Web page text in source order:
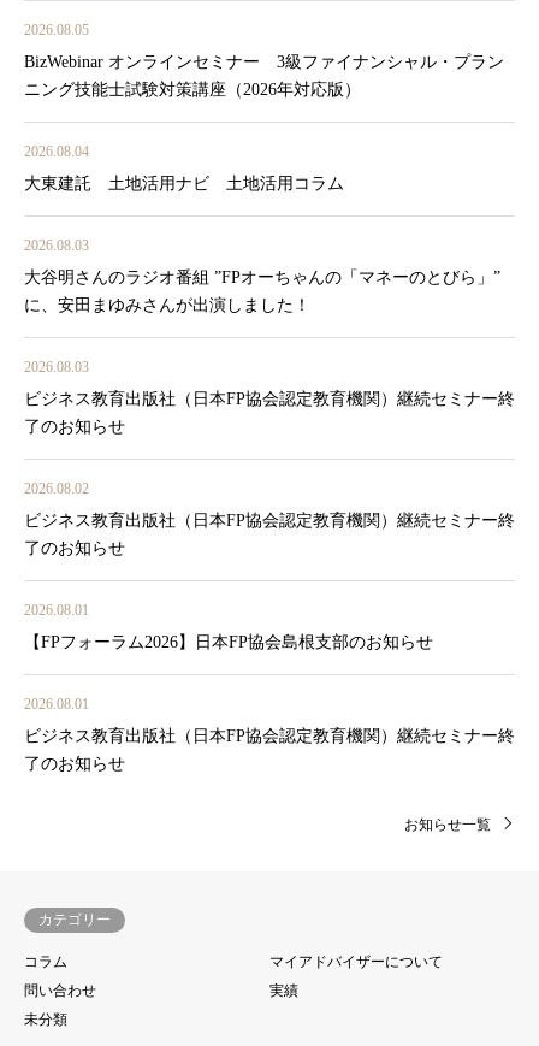
2026.08.05
BizWebinar オンラインセミナー 3級ファイナンシャル・プラン
ニング技能士試験対策講座（2026年対応版）
2026.08.04
大東建託 土地活用ナビ 土地活用コラム
2026.08.03
大谷明さんのラジオ番組 ”FPオーちゃんの「マネーのとびら」”
に、安田まゆみさんが出演しました！
2026.08.03
ビジネス教育出版社（日本FP協会認定教育機関）継続セミナー終
了のお知らせ
2026.08.02
ビジネス教育出版社（日本FP協会認定教育機関）継続セミナー終
了のお知らせ
2026.08.01
【FPフォーラム2026】日本FP協会島根支部のお知らせ
2026.08.01
ビジネス教育出版社（日本FP協会認定教育機関）継続セミナー終
了のお知らせ
お知らせ一覧
カテゴリー
コラム
マイアドバイザーについて
問い合わせ
実績
未分類